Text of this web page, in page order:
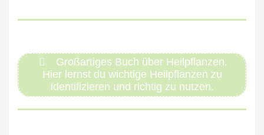
Großartiges Buch über Heilpflanzen.
Hier lernst du wichtige Heilpflanzen zu
identifizieren und richtig zu nutzen.